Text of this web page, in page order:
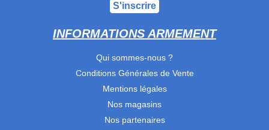
S'inscrire
INFORMATIONS ARMEMENT
Qui sommes-nous ?
Conditions Générales de Vente
Mentions légales
Nos magasins
Nos partenaires